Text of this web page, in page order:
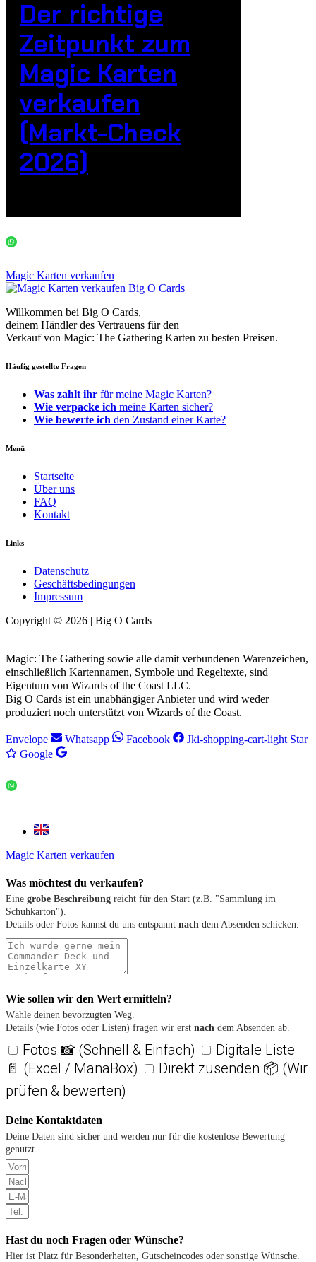
Der richtige
Zeitpunkt zum
Magic Karten
verkaufen
(Markt-Check
2026)
Magic Karten verkaufen
Willkommen bei Big O Cards,
deinem Händler des Vertrauens für den
Verkauf von Magic: The Gathering Karten zu besten Preisen.
Häufig gestellte Fragen
Was zahlt ihr für meine Magic Karten?
Wie verpacke ich meine Karten sicher?
Wie bewerte ich den Zustand einer Karte?
Menü
Startseite
Über uns
FAQ
Kontakt
Links
Datenschutz
Geschäftsbedingungen
Impressum
Copyright © 2026 | Big O Cards
Magic: The Gathering sowie alle damit verbundenen Warenzeichen,
einschließlich Kartennamen, Symbole und Regeltexte, sind
Eigentum von Wizards of the Coast LLC.
Big O Cards ist ein unabhängiger Anbieter und wird weder
produziert noch unterstützt von Wizards of the Coast.
Envelope Whatsapp Facebook Jki-shopping-cart-light Star
Google
Magic Karten verkaufen
Was möchtest du verkaufen?
Eine grobe Beschreibung reicht für den Start (z.B. "Sammlung im
Schuhkarton").
Details oder Fotos kannst du uns entspannt nach dem Absenden schicken.
Wie sollen wir den Wert ermitteln?
Wähle deinen bevorzugten Weg.
Details (wie Fotos oder Listen) fragen wir erst nach dem Absenden ab.
Fotos 📸 (Schnell & Einfach)
Digitale Liste
📄 (Excel / ManaBox)
Direkt zusenden 📦 (Wir
prüfen & bewerten)
Deine Kontaktdaten
Deine Daten sind sicher und werden nur für die kostenlose Bewertung
genutzt.
Hast du noch Fragen oder Wünsche?
Hier ist Platz für Besonderheiten, Gutscheincodes oder sonstige Wünsche.